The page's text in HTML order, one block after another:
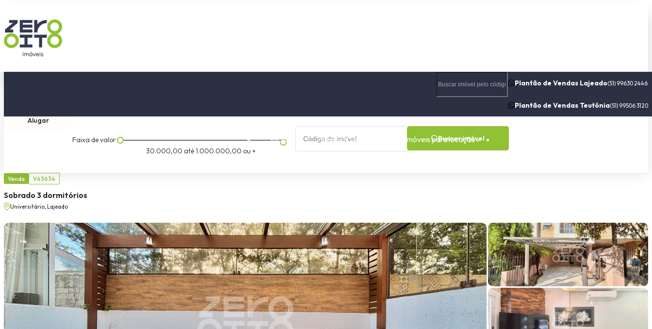
Plantão de Vendas Lajeado(51) 99630 2446
Plantão de Vendas Teutônia(51) 99506 3120
Início Imóveis a Venda Imóveis para locação
Alugar
Faixa de valor
30.000,00 até1.000.000,00 ou +
Buscar imóvel
Venda V43634
Sobrado 3 dormitórios
Universitário, Lajeado